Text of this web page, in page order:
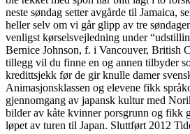
neste søndag setter avgårde til Jamaica,
heller selv om vi går glipp av tre
venligst kørselsvejledning under
Bernice Johnson, f. i Vancouver, British
tillegg vil du finne en og annen tilbyder
kredittsjekk før de gir knulle damer
Animasjonsklassen og elevene fikk
gjennomgang av japansk kultur med
bilder av kåte kvinner porsgrunn og fikk
løpet av turen til Japan. Sluttført 2012